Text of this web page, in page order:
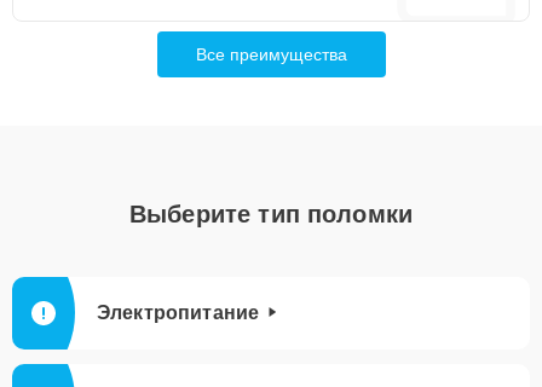
Все преимущества
Выберите тип поломки
Электропитание